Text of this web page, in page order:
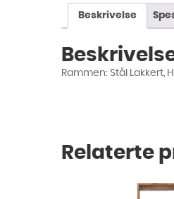
Beskrivelse
Rammen: Stål Lakkert,
Relaterte